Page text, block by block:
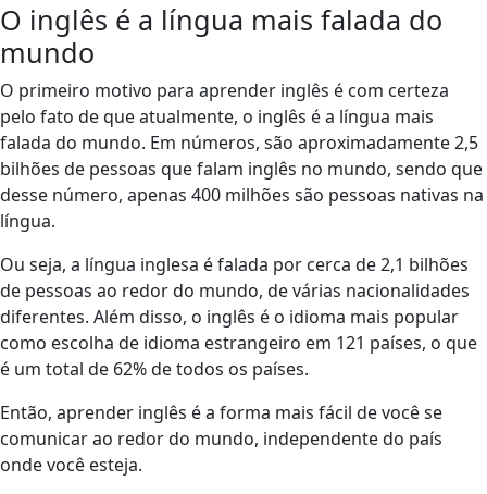
O inglês é a língua mais falada do
mundo
O primeiro motivo para aprender inglês é com certeza
pelo fato de que atualmente, o inglês é a língua mais
falada do mundo. Em números, são aproximadamente 2,5
bilhões de pessoas que falam inglês no mundo, sendo que
desse número, apenas 400 milhões são pessoas nativas na
língua.
Ou seja, a língua inglesa é falada por cerca de 2,1 bilhões
de pessoas ao redor do mundo, de várias nacionalidades
diferentes. Além disso, o inglês é o idioma mais popular
como escolha de idioma estrangeiro em 121 países, o que
é um total de 62% de todos os países.
Então, aprender inglês é a forma mais fácil de você se
comunicar ao redor do mundo, independente do país
onde você esteja.